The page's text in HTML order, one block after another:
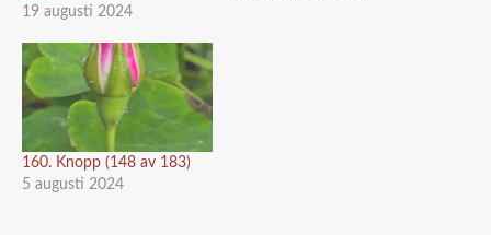
19 augusti 2024
160. Knopp (148 av 183)
5 augusti 2024